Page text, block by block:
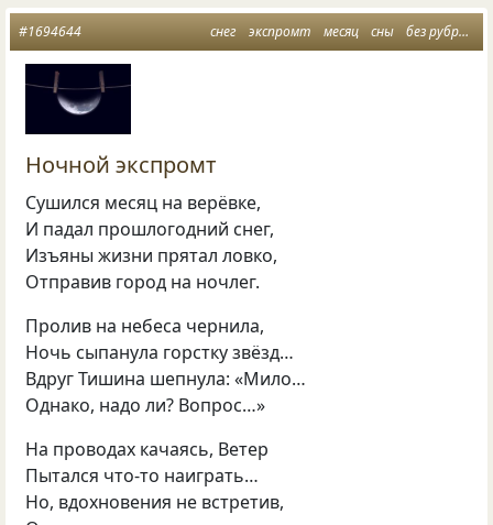
снег экспромт месяц сны без рубрики
#1694644
Ночной экспромт
Сушился месяц на верёвке,
И падал прошлогодний снег,
Изъяны жизни прятал ловко,
Отправив город на ночлег.
Пролив на небеса чернила,
Ночь сыпанула горстку звёзд…
Вдруг Тишина шепнула: «Мило…
Однако, надо ли? Вопрос…»
На проводах качаясь, Ветер
Пытался что-то наиграть…
Но, вдохновения не встретив,